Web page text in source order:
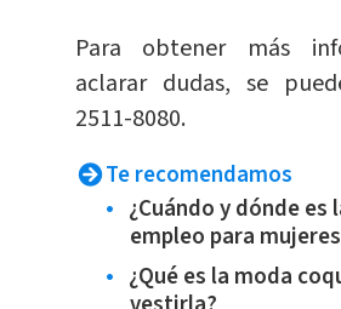
Para obtener más
aclarar dudas, se
2511-8080.
Te recomendamos
¿Cuándo y dónde es
empleo para
¿Qué es la moda